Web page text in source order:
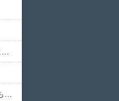
【物持ちが良い？】流行はとっくに終わっているのに未だ愛用している物
【お盆】帰省しない&誰も帰省して来ない&来客予定もない人